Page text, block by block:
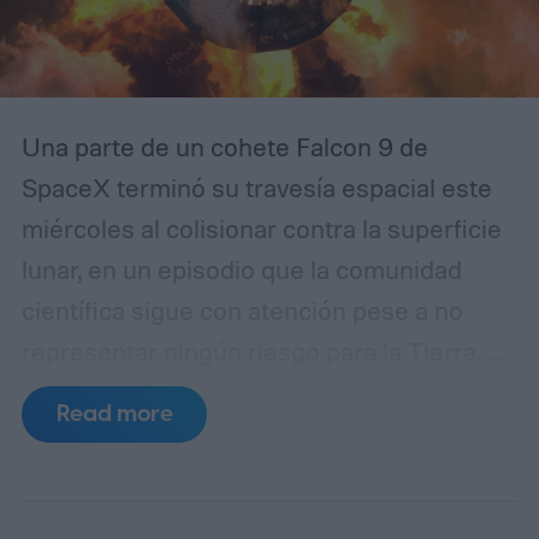
Una parte de un cohete Falcon 9 de
SpaceX terminó su travesía espacial este
miércoles al colisionar contra la superficie
lunar, en un episodio que la comunidad
trata de la segunda etapa del lanzador,
utilizada en enero de 2025 para poner en
Read more